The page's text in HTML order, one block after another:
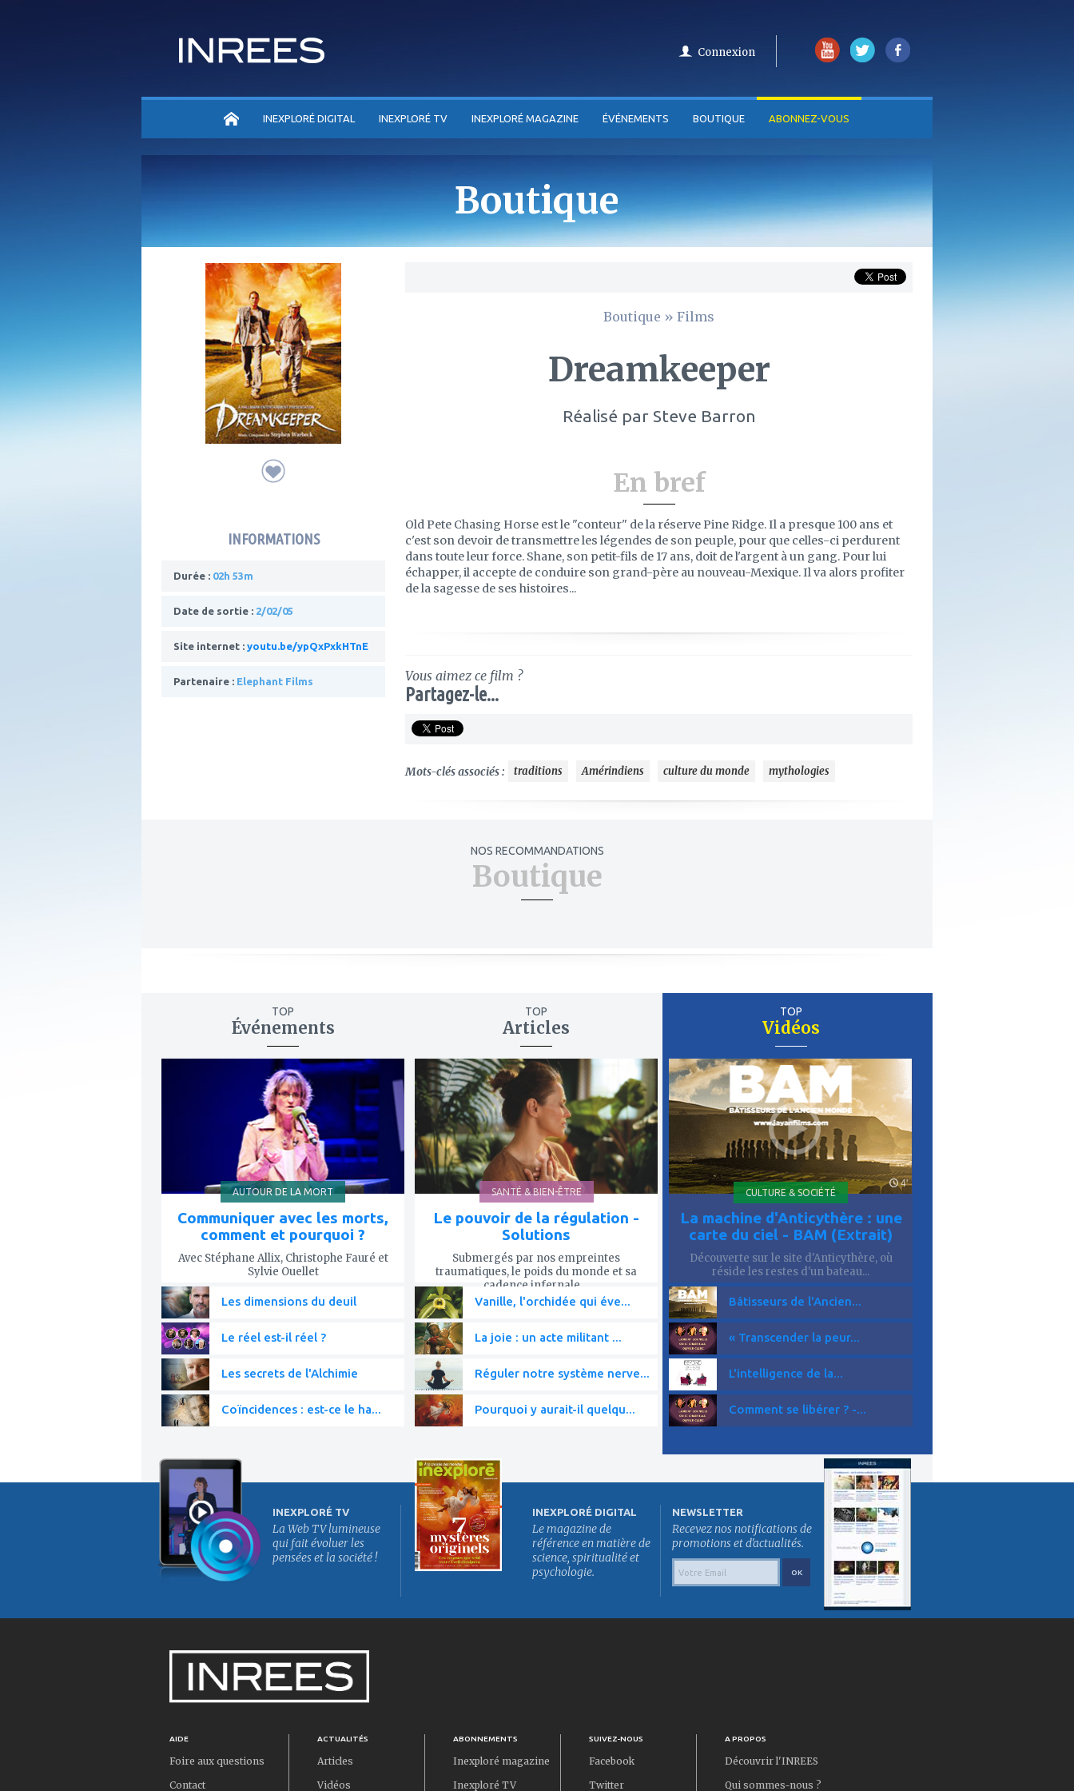
Connexion
ACCUEILINEXPLORÉ DIGITAL INEXPLORÉ TV INEXPLORÉ MAGAZINE ÉVÉNEMENTS BOUTIQUE ABONNEZ-VOUS
Boutique
INFORMATIONS
Durée : 02h 53m
Date de sortie : 2/02/05
Site internet : youtu.be/ypQxPxkHTnE
Partenaire : Elephant Films
Boutique » Films
Dreamkeeper
Réalisé par Steve Barron
En bref
Old Pete Chasing Horse est le "conteur" de la réserve Pine Ridge. Il a presque 100 ans et
c'est son devoir de transmettre les légendes de son peuple, pour que celles-ci perdurent
dans toute leur force. Shane, son petit-fils de 17 ans, doit de l'argent à un gang. Pour lui
échapper, il accepte de conduire son grand-père au nouveau-Mexique. Il va alors profiter
de la sagesse de ses histoires...
Vous aimez ce film ?
Partagez-le...
Mots-clés associés : traditions Amérindiens culture du monde mythologies
NOS RECOMMANDATIONS
Boutique
TOP
Événements
AUTOUR DE LA MORT
Communiquer avec les morts,
comment et pourquoi ?
Avec Stéphane Allix, Christophe Fauré et
Sylvie Ouellet
Les dimensions du deuil
Le réel est-il réel ?
Les secrets de l'Alchimie
Coïncidences : est-ce le ha...
TOP
Articles
à
mes
favoris
SANTÉ & BIEN-ÊTRE
Le pouvoir de la régulation -
Solutions
Submergés par nos empreintes
traumatiques, le poids du monde et sa
cadence infernale,...
Vanille, l'orchidée qui éve...
La joie : un acte militant ...
Réguler notre système nerve...
Pourquoi y aurait-il quelqu...
TOP
Vidéos
à
mes
favoris
4'
CULTURE & SOCIÉTÉ
La machine d'Anticythère : une
carte du ciel - BAM (Extrait)
Découverte sur le site d'Anticythère, où
réside les restes d'un bateau...
Bâtisseurs de l'Ancien...
« Transcender la peur...
L'intelligence de la...
Comment se libérer ? -...
INEXPLORÉ TV
La Web TV lumineuse
qui fait évoluer les
pensées et la société !
INEXPLORÉ DIGITAL
Le magazine de
référence en matière de
science, spiritualité et
psychologie.
NEWSLETTER
Recevez nos notifications de
promotions et d'actualités.
AIDE
Foire aux questions
Contact
ACTUALITÉS
Articles
Vidéos
ABONNEMENTS
Inexploré magazine
Inexploré TV
SUIVEZ-NOUS
Facebook
Twitter
A PROPOS
Découvrir l'INREES
Qui sommes-nous ?